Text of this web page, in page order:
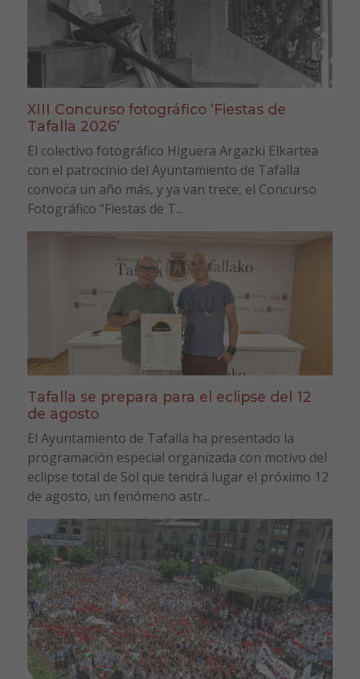
XIII Concurso fotográfico ‘Fiestas de
Tafalla 2026’
El colectivo fotográfico Higuera Argazki Elkartea
con el patrocinio del Ayuntamiento de Tafalla
convoca un año más, y ya van trece, el Concurso
Fotográfico “Fiestas de T...
Tafalla se prepara para el eclipse del 12
de agosto
El Ayuntamiento de Tafalla ha presentado la
programación especial organizada con motivo del
eclipse total de Sol que tendrá lugar el próximo 12
de agosto, un fenómeno astr...